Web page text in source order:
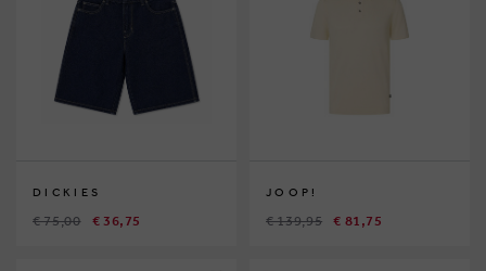
DICKIES
€ 75,00 € 36,75
JOOP!
€ 139,95 € 81,75